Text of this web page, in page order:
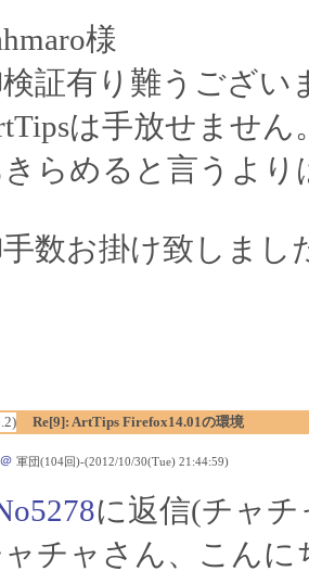
様
証有り難うござい
は手放せませ
らめると言うよ
数お掛け致しまし
Re[9]: ArtTips Firefox14.01の環境
＠ 軍団(104回)-(2012/10/30(Tue) 21:44:59)
に返信(チャ
チャさん、こんに